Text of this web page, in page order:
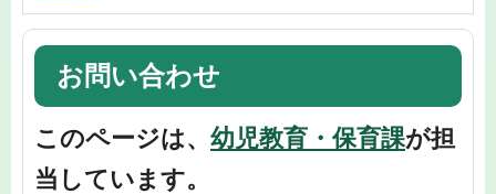
お問い合わせ
このページは、 幼児教育・保育課が担
当しています。